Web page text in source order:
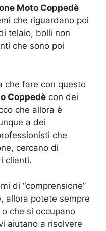
Moto Coppedè
che riguardano poi
telaio, bolli non
che sono poi
che fare con questo
Coppedè con dei
che allora è
a dei
che
cercano di
clienti.
di “comprensione”
allora potete sempre
che si occupano
aiutano a risolvere